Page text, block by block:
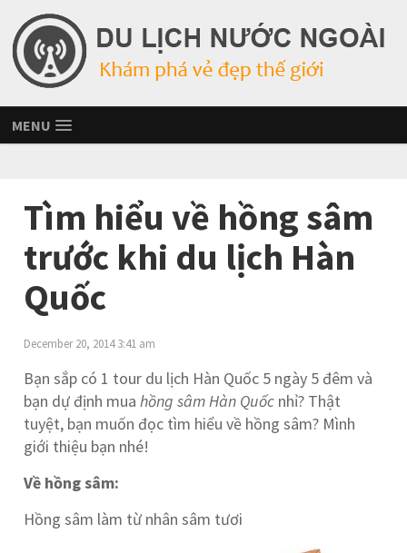
MENU
Tìm hiểu về hồng sâm
trước khi du lịch Hàn
Quốc
December 20, 2014 3:41 am
Bạn sắp có 1 tour du lịch Hàn Quốc 5 ngày 5 đêm và
bạn dự định muahồng sâm Hàn Quốc nhỉ? Thật
tuyệt, bạn muốn đọc tìm hiểu về hồng sâm? Mình
giới thiệu bạn nhé!
Về hồng sâm:
Hồng sâm làm từ nhân sâm tươi